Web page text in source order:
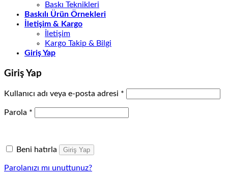
Baskı Teknikleri
Baskılı Ürün Örnekleri
İletişim & Kargo
İletişim
Kargo Takip & Bilgi
Giriş Yap
Giriş Yap
Kullanıcı adı veya e-posta adresi *
Parola *
Beni hatırla Giriş Yap
Parolanızı mı unuttunuz?